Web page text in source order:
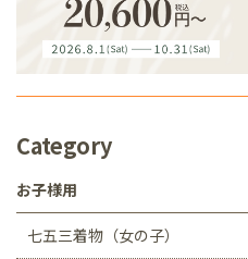
Category
お子様用
七五三着物（女の子）